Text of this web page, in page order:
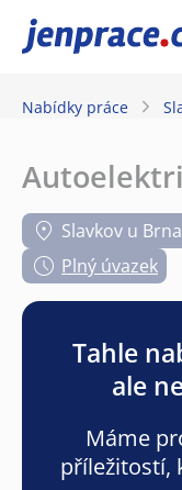
JenPráce.cz
Nabídky práce
Slavkov u Brna
Plný úvazek
Tahle
ale
Máme
příležitostí,